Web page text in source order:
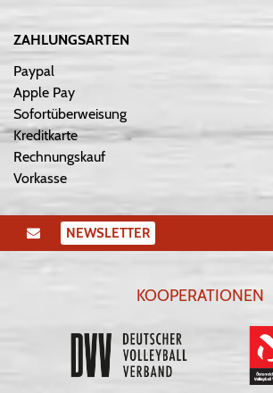
ZAHLUNGSARTEN
Paypal
Apple Pay
Sofortüberweisung
Kreditkarte
Rechnungskauf
Vorkasse
NEWSLETTER
KOOPERATIONEN